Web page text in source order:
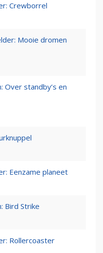
Crewborrel
Mooie dromen
Over standby’s en
Eenzame planeet
Bird Strike
Rollercoaster